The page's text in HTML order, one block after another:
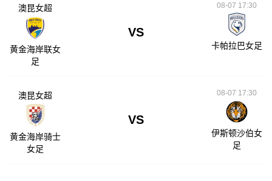
澳昆女超
黄金海岸联女
足
VS
08-07 17:30
卡帕拉巴女足
澳昆女超
黄金海岸骑士
女足
VS
08-07 17:30
伊斯顿沙伯女
足